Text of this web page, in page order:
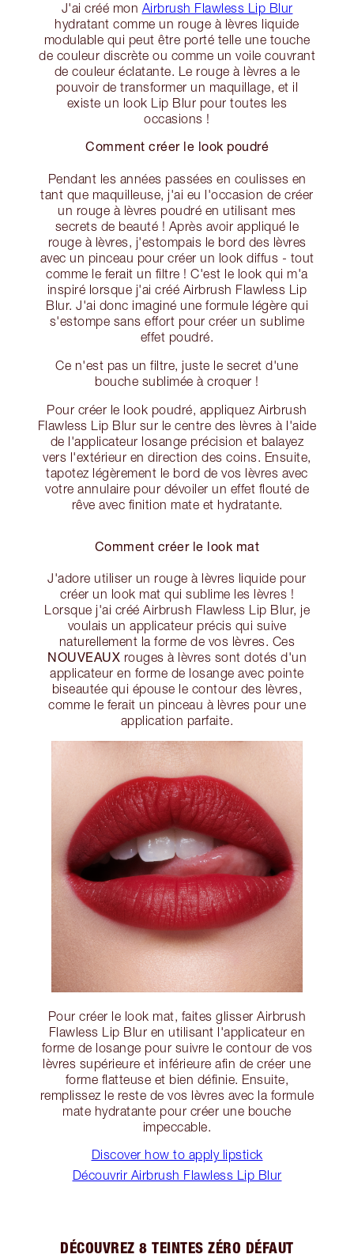
J'ai créé mon Airbrush Flawless Lip Blur
hydratant comme un rouge à lèvres liquide
modulable qui peut être porté telle une touche
de couleur discrète ou comme un voile couvrant
de couleur éclatante. Le rouge à lèvres a le
pouvoir de transformer un maquillage, et il
existe un look Lip Blur pour toutes les
occasions !
Comment créer le look poudré
Pendant les années passées en coulisses en
tant que maquilleuse, j'ai eu l'occasion de créer
un rouge à lèvres poudré en utilisant mes
secrets de beauté ! Après avoir appliqué le
rouge à lèvres, j'estompais le bord des lèvres
avec un pinceau pour créer un look diffus - tout
comme le ferait un filtre ! C'est le look qui m'a
inspiré lorsque j'ai créé Airbrush Flawless Lip
Blur. J'ai donc imaginé une formule légère qui
s'estompe sans effort pour créer un sublime
effet poudré.
Ce n'est pas un filtre, juste le secret d'une
bouche sublimée à croquer !
Pour créer le look poudré, appliquez Airbrush
Flawless Lip Blur sur le centre des lèvres à l'aide
de l'applicateur losange précision et balayez
vers l'extérieur en direction des coins. Ensuite,
tapotez légèrement le bord de vos lèvres avec
votre annulaire pour dévoiler un effet flouté de
rêve avec finition mate et hydratante.
Comment créer le look mat
J'adore utiliser un rouge à lèvres liquide pour
créer un look mat qui sublime les lèvres !
Lorsque j'ai créé Airbrush Flawless Lip Blur, je
voulais un applicateur précis qui suive
naturellement la forme de vos lèvres. Ces
NOUVEAUX rouges à lèvres sont dotés d'un
applicateur en forme de losange avec pointe
biseautée qui épouse le contour des lèvres,
comme le ferait un pinceau à lèvres pour une
application parfaite.
Pour créer le look mat, faites glisser Airbrush
Flawless Lip Blur en utilisant l'applicateur en
forme de losange pour suivre le contour de vos
lèvres supérieure et inférieure afin de créer une
forme flatteuse et bien définie. Ensuite,
remplissez le reste de vos lèvres avec la formule
mate hydratante pour créer une bouche
impeccable.
Discover how to apply lipstick
Découvrir Airbrush Flawless Lip Blur
DÉCOUVREZ 8 TEINTES ZÉRO DÉFAUT